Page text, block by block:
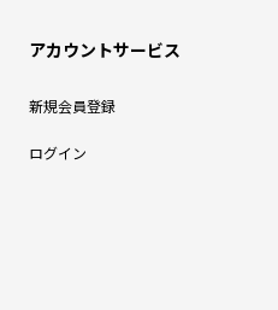
アカウントサービス
新規会員登録
ログイン